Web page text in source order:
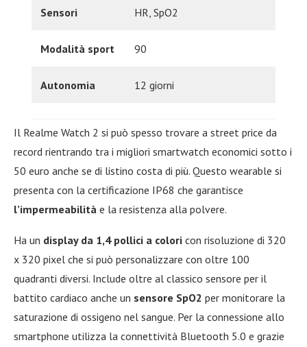
Sensori HR, SpO2
Modalità sport 90
Autonomia 12 giorni
Il Realme Watch 2 si può spesso trovare a street price da
record rientrando tra i migliori smartwatch economici sotto i
50 euro anche se di listino costa di più. Questo wearable si
presenta con la certificazione IP68 che garantisce
l’impermeabilità e la resistenza alla polvere.
Ha un display da 1,4 pollici a colori con risoluzione di 320
x 320 pixel che si può personalizzare con oltre 100
quadranti diversi. Include oltre al classico sensore per il
battito cardiaco anche un sensore SpO2 per monitorare la
saturazione di ossigeno nel sangue. Per la connessione allo
smartphone utilizza la connettività Bluetooth 5.0 e grazie